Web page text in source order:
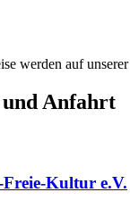
werden auf
Anfahrt
Kultur e.V.